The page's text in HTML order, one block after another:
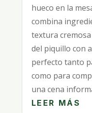
hueco en la
combina
textura
del piquillo con
perfecto tanto
como para
una cena
LEER MÁS